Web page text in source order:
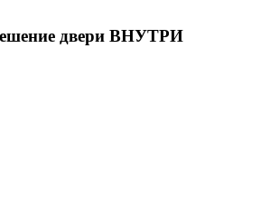
двери ВНУТРИ